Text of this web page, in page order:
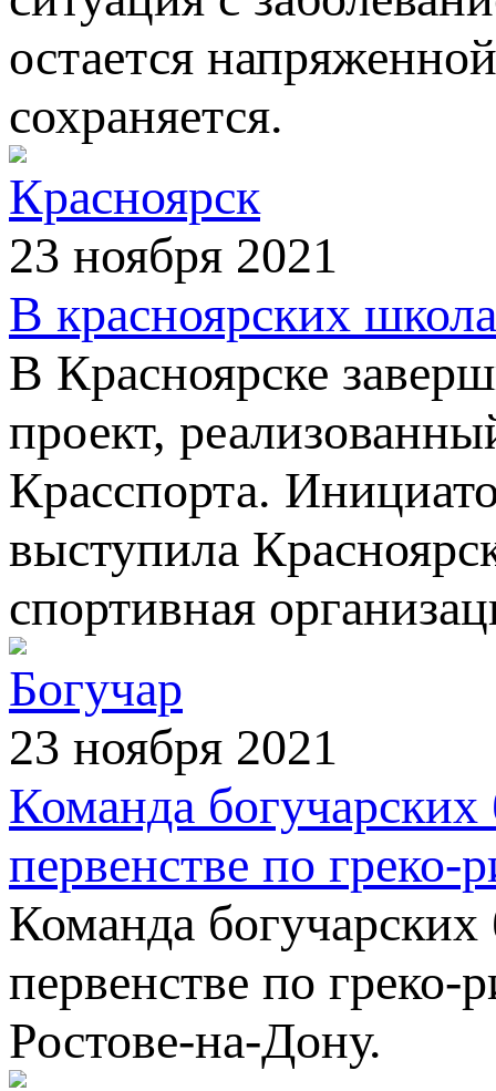
остается
сохраняется.
Красноярск
23 ноября 2021
В красноярских
В Красноярске
проект,
Красспорта.
выступила
спортивная
Богучар
23 ноября 2021
Команда
первенстве по греко-
Команда
первенстве по греко-
Ростове-на-Дону.